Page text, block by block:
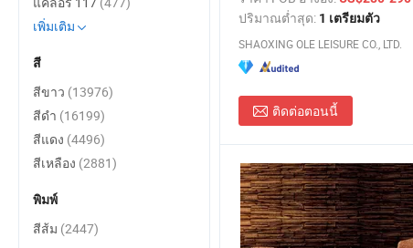
ปริมาณต่ำสุด: 1 เตรียมตัว
SHAOXING OLE LEISURE CO., LTD.
ติดต่อตอนนี้
เพิ่มเติม
สี
สีขาว (13976)
สีดำ (16199)
สีแดง (4496)
สีเหลือง (2881)
พิมพ์
สีส้ม (2447)